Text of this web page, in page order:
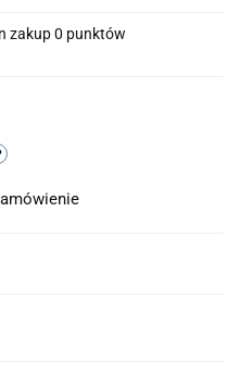
zakup 0 punktów